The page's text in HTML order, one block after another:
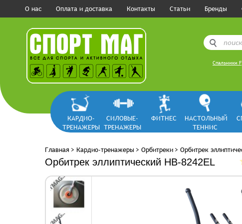
О нас Оплата и доставка Контакты Статьи Бренды
Спальники
КАРДИО-
ТРЕНАЖЕРЫ
СИЛОВЫЕ-
ТРЕНАЖЕРЫ
ФИТНЕС
НАСТОЛЬНЫЙ
ТЕННИС
Главная > Кардио-тренажеры > Орбитреки > Орбитрек
Орбитрек эллиптический HB-8242EL